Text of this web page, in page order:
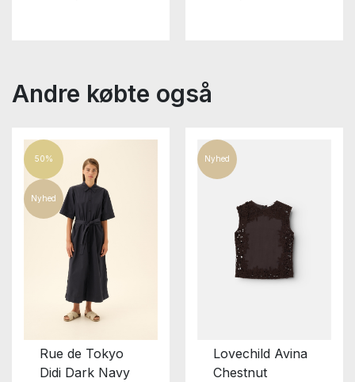
Andre købte også
50%
Nyhed
Rue de Tokyo
Didi Dark Navy
Nyhed
Lovechild Avina
Chestnut